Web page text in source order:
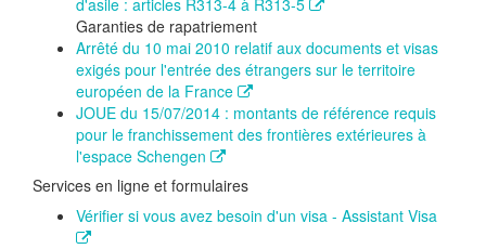
d'asile : articles R313-4 à R313-5
Garanties de rapatriement
Arrêté du 10 mai 2010 relatif aux documents et visas
exigés pour l'entrée des étrangers sur le territoire
européen de la France
JOUE du 15/07/2014 : montants de référence requis
pour le franchissement des frontières extérieures à
l'espace Schengen
Services en ligne et formulaires
Vérifier si vous avez besoin d'un visa - Assistant Visa